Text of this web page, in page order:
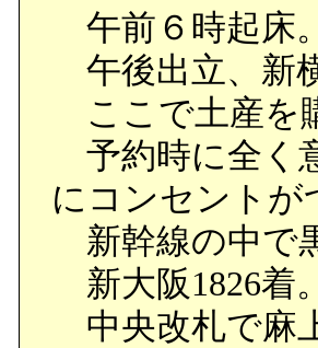
午前６時起床
午後出立、新
ここで土産を
予約時に全く
にコンセントが
新幹線の中で
新大阪1826着
中央改札で麻